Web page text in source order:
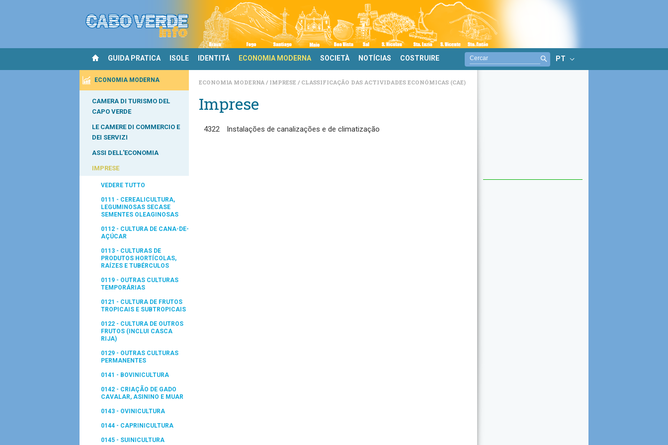
GUIDA PRATICA ISOLE IDENTITÁ ECONOMIA MODERNA SOCIETÀ NOTÍCIAS COSTRUIRE PT
ECONOMIA MODERNA
CAMERA DI TURISMO DEL
CAPO VERDE
LE CAMERE DI COMMERCIO E
DEI SERVIZI
ASSI DELL'ECONOMIA
IMPRESE
VEDERE TUTTO
0111 - CEREALICULTURA,
LEGUMINOSAS SECASE
SEMENTES OLEAGINOSAS
0112 - CULTURA DE CANA-DE-
AÇÚCAR
0113 - CULTURAS DE
PRODUTOS HORTÍCOLAS,
RAÍZES E TUBÉRCULOS
0119 - OUTRAS CULTURAS
TEMPORÁRIAS
0121 - CULTURA DE FRUTOS
TROPICAIS E SUBTROPICAIS
0122 - CULTURA DE OUTROS
FRUTOS (INCLUI CASCA
RIJA)
0129 - OUTRAS CULTURAS
PERMANENTES
0141 - BOVINICULTURA
0142 - CRIAÇÃO DE GADO
CAVALAR, ASININO E MUAR
0143 - OVINICULTURA
0144 - CAPRINICULTURA
0145 - SUINICULTURA
ECONOMIA MODERNA IMPRESE CLASSIFICAÇÃO DAS ACTIVIDADES ECONÓMICAS (CAE)
Imprese
4322 Instalações de canalizações e de climatização